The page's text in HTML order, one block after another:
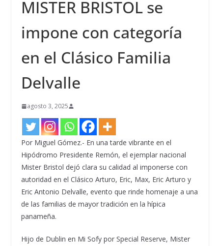
MISTER BRISTOL se
impone con categoría
en el Clásico Familia
Delvalle
agosto 3, 2025
Por Miguel Gómez.- En una tarde vibrante en el
Hipódromo Presidente Remón, el ejemplar nacional
MisterBristol dejó clara su calidad al imponerse con
autoridad en el Clásico Arturo, Eric, Max, Eric Arturo y
Eric Antonio Delvalle, evento que rinde homenaje a una
de las familias de mayor tradición en la hípica
panameña.
Hijo de Dublin en Mi Sofypor Special Reserve, Mister